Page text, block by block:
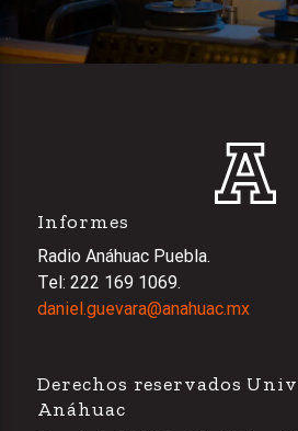
Informes
Radio Anáhuac Puebla.
Tel: 222 169 1069.
daniel.guevara@anahuac.mx
Derechos reservados
Anáhuac